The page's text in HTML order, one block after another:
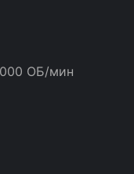
ОБ/мин